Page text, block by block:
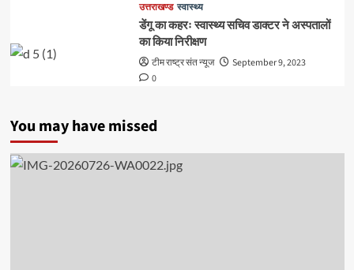
उत्तराखण्ड स्वास्थ्य
डेंगू का कहरः स्वास्थ्य सचिव डाक्टर ने अस्पतालों
का किया निरीक्षण
टीम राष्ट्र संत न्यूज
September 9, 2023
0
You may have missed